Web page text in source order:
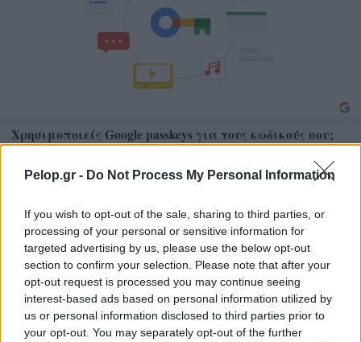
Pelop.gr - Do Not Process My Personal Information
If you wish to opt-out of the sale, sharing to third parties, or
processing of your personal or sensitive information for
targeted advertising by us, please use the below opt-out
section to confirm your selection. Please note that after your
opt-out request is processed you may continue seeing
interest-based ads based on personal information utilized by
us or personal information disclosed to third parties prior to
your opt-out. You may separately opt-out of the further
Χρησιμοποιείς Google passkeys για τους κωδικούς σου;
Και όμως μπορούν να τους κλέψουν